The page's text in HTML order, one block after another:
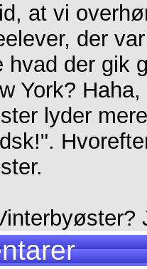
at vi
der
hvad der gik
York?
lyder